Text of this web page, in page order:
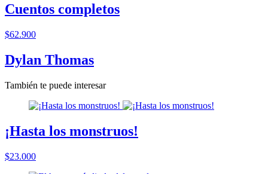
Cuentos completos
$62.900
Dylan Thomas
También te puede interesar
¡Hasta los monstruos!
$23.000